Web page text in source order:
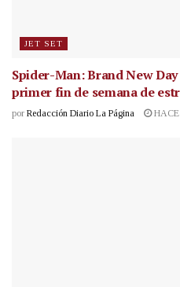
JET SET
Spider-Man: Brand New
primer fin de semana de
por Redacción Diario La Página HACE